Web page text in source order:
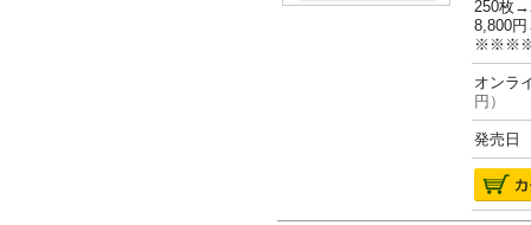
250枚
8,800
オン
円）
発売日